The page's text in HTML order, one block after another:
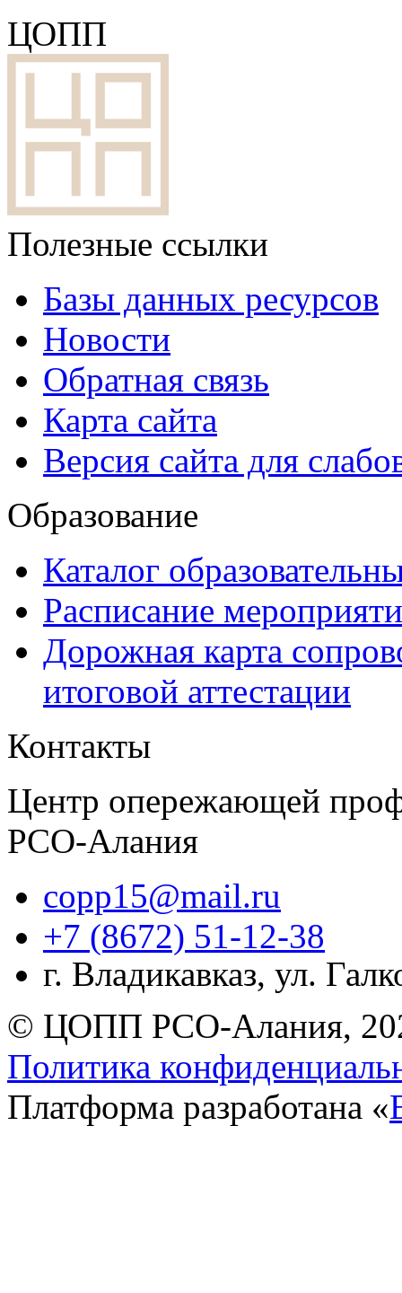
ЦОПП
Полезные ссылки
Базы данных ресурсов
Новости
Обратная связь
Карта сайта
Версия сайта для
Образование
Каталог
Расписание
Дорожная карта
итоговой аттестации
Контакты
Центр опережающей
РСО-Алания
copp15@mail.ru
+7 (8672) 51-12-38
г. Владикавказ, ул.
© ЦОПП РСО-Алания,
Политика
Платформа разработана «